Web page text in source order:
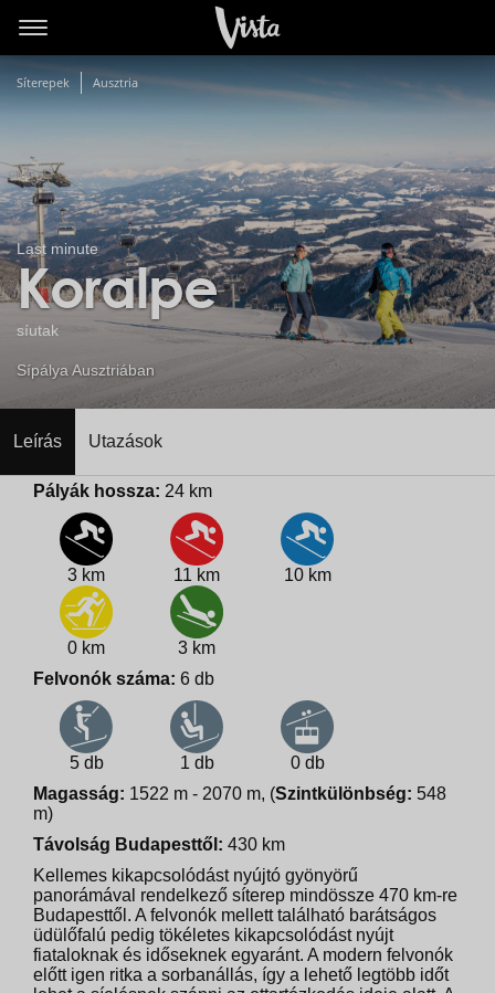
Síterepek Ausztria
Last minute
Koralpe
síutak
Sípálya Ausztriában
Leírás Utazások
Pályák hossza: 24 km
3 km 11 km 10 km
0 km
3 km
Felvonók száma: 6 db
5 db 1 db
0 db
Magasság: 1522 m - 2070 m, (Szintkülönbség: 548
m)
Távolság Budapesttől: 430 km
Kellemes kikapcsolódást nyújtó gyönyörű
panorámával rendelkező síterep mindössze 470 km-re
Budapesttől. A felvonók mellett található barátságos
üdülőfalú pedig tökéletes kikapcsolódást nyújt
fiataloknak és időseknek egyaránt. A modern felvonók
előtt igen ritka a sorbanállás, így a lehető legtöbb időt